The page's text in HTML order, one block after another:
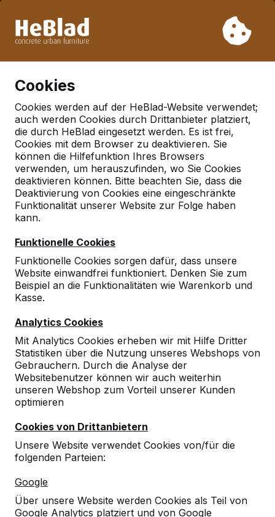
Woche 33 nicht. Bitte berücksichtigen Sie daher längere
Cookies
Cookies werden auf der HeBlad-Website verwendet;
auch werden Cookies durch Drittanbieter platziert,
die durch HeBlad eingesetzt werden. Es ist frei,
Cookies mit dem Browser zu deaktivieren. Sie
können die Hilfefunktion Ihres Browsers
verwenden, um herauszufinden, wo Sie Cookies
deaktivieren können. Bitte beachten Sie, dass die
Deaktivierung von Cookies eine eingeschränkte
Funktionalität unserer Website zur Folge haben
kann.
Funktionelle Cookies
Funktionelle Cookies sorgen dafür, dass unsere
Website einwandfrei funktioniert. Denken Sie zum
Beispiel an die Funktionalitäten wie Warenkorb und
Kasse.
Analytics Cookies
Mit Analytics Cookies erheben wir mit Hilfe Dritter
Statistiken über die Nutzung unseres Webshops von
Gebrauchern. Durch die Analyse der
Websitebenutzer können wir auch weiterhin
unseren Webshop zum Vorteil unserer Kunden
optimieren
Cookies von Drittanbietern
Unsere Website verwendet Cookies von/für die
folgenden Parteien:
Google
Über unsere Website werden Cookies als Teil von
Google Analytics platziert und von Google
Geen referenties gevonden in 'nideggen-embken'
Deutschland
Referenties in:
Deutschland
10
02-07-2026
10
Qualitativ sehr hochwertige Spielgeräte.
Unsere Schüler sind begeistert!